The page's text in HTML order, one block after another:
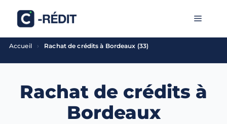
MENU
Accueil › Rachat de crédits à Bordeaux (33)
Rachat de crédits à
Bordeaux